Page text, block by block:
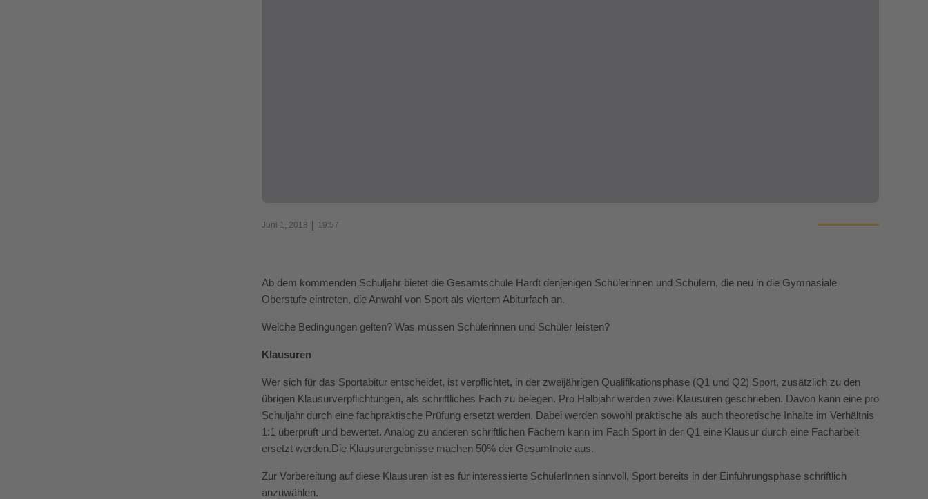
Juni 1, 2018 | 19:57
Ab dem kommenden Schuljahr bietet die Gesamtschule Hardt denjenigen Schülerinnen und Schülern, die neu in die Gymnasiale
Oberstufe eintreten, die Anwahl von Sport als viertem Abiturfach an.
Welche Bedingungen gelten? Was müssen Schülerinnen und Schüler leisten?
Klausuren
Wer sich für das Sportabitur entscheidet, ist verpflichtet, in der zweijährigen Qualifikationsphase (Q1 und Q2) Sport, zusätzlich zu den
übrigen Klausurverpflichtungen, als schriftliches Fach zu belegen. Pro Halbjahr werden zwei Klausuren geschrieben. Davon kann eine pro
Schuljahr durch eine fachpraktische Prüfung ersetzt werden. Dabei werden sowohl praktische als auch theoretische Inhalte im Verhältnis
1:1 überprüft und bewertet. Analog zu anderen schriftlichen Fächern kann im Fach Sport in der Q1 eine Klausur durch eine Facharbeit
ersetzt werden.Die Klausurergebnisse machen 50% der Gesamtnote aus.
Zur Vorbereitung auf diese Klausuren ist es für interessierte SchülerInnen sinnvoll, Sport bereits in der Einführungsphase schriftlich
anzuwählen.